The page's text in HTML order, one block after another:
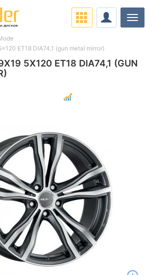
5X120 ET18 DIA74,1 (GUN
ET18 DIA74,1 (gun metal mirror)